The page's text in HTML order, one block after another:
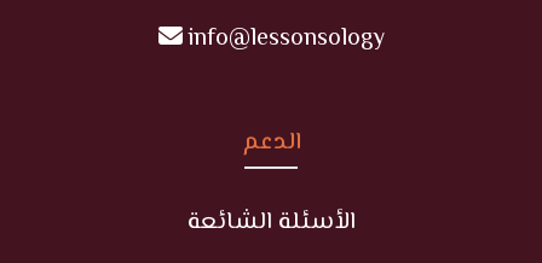
info@lessonsology
الدعم
الأسئلة الشائعة